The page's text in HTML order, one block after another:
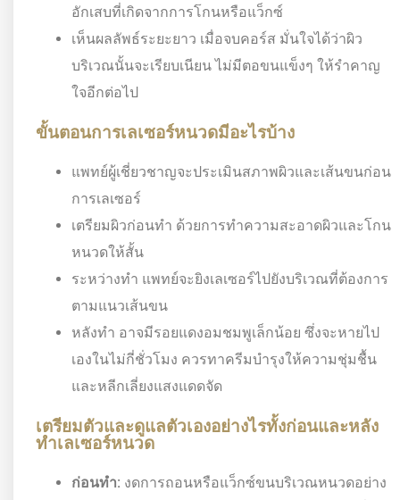
อักเสบที่เกิดจากการโกนหรือแว็กซ์
เห็นผลลัพธ์ระยะยาว เมื่อจบคอร์ส มั่นใจได้ว่าผิว
บริเวณนั้นจะเรียบเนียน ไม่มีตอขนแข็งๆ ให้รำคาญ
ใจอีกต่อไป
ขั้นตอนการเลเซอร์หนวดมีอะไรบ้าง
แพทย์ผู้เชี่ยวชาญจะประเมินสภาพผิวและเส้นขนก่อน
การเลเซอร์
เตรียมผิวก่อนทำ ด้วยการทำความสะอาดผิวและโกน
หนวดให้สั้น
ระหว่างทำ แพทย์จะยิงเลเซอร์ไปยังบริเวณที่ต้องการ
ตามแนวเส้นขน
หลังทำ อาจมีรอยแดงอมชมพูเล็กน้อย ซึ่งจะหายไป
เองในไม่กี่ชั่วโมง ควรทาครีมบำรุงให้ความชุ่มชื้น
และหลีกเลี่ยงแสงแดดจัด
เตรียมตัวและดูแลตัวเองอย่างไรทั้งก่อนและหลัง
ทำเลเซอร์หนวด
ก่อนทำ: งดการถอนหรือแว็กซ์ขนบริเวณหนวดอย่าง